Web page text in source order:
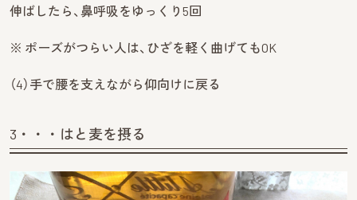
伸ばしたら、鼻呼吸をゆっくり5回
※ ポーズがつらい人は、ひざを軽く曲げてもOK
（4）手で腰を支えながら仰向けに戻る
3・・・はと麦を摂る